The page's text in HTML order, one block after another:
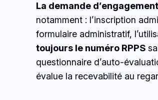
La demande
notamment : l’inscription
formulaire administratif,
toujours le numéro RPPS
questionnaire d’auto-
évalue la recevabilité au